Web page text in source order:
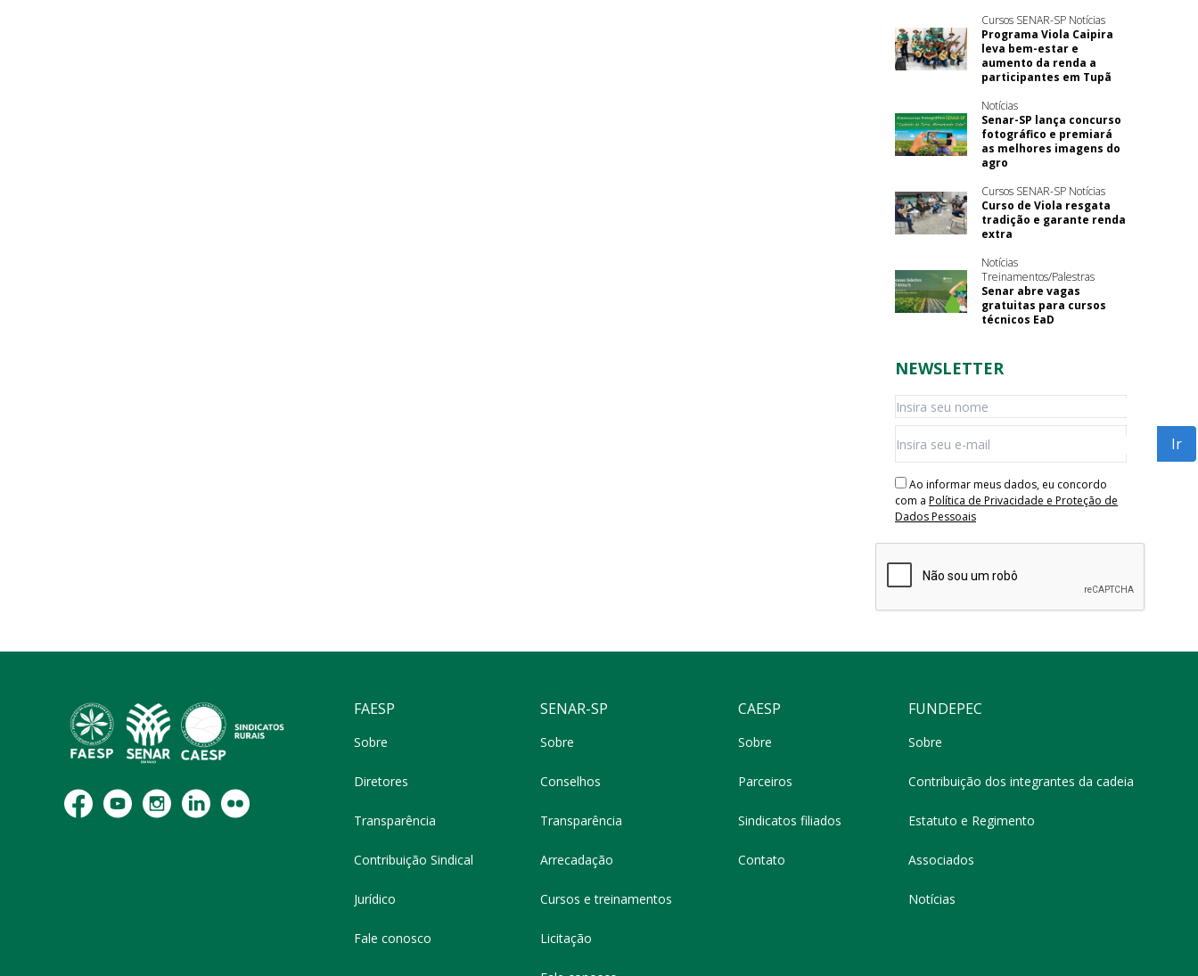
Cursos SENAR-SP Notícias
Programa Viola Caipira
leva bem-estar e
aumento da renda a
participantes em Tupã
Notícias
Senar-SP lança concurso
fotográfico e premiará
as melhores imagens do
agro
Cursos SENAR-SP Notícias
Curso de Viola resgata
tradição e garante renda
extra
Notícias
Treinamentos/Palestras
Senar abre vagas
gratuitas para cursos
técnicos EaD
NEWSLETTER
Ao informar meus dados, eu concordo
com a Política de Privacidade e Proteção de
Dados Pessoais
FAESP
Sobre
Diretores
Transparência
Contribuição Sindical
Jurídico
Fale conosco
SENAR-SP
Sobre
Conselhos
Transparência
Arrecadação
Cursos e treinamentos
Licitação
CAESP
Sobre
Parceiros
Sindicatos filiados
Contato
FUNDEPEC
Sobre
Contribuição dos integrantes da cadeia
Estatuto e Regimento
Associados
Notícias